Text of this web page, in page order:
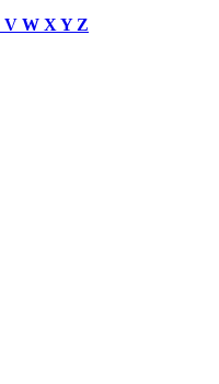
V W X YZ